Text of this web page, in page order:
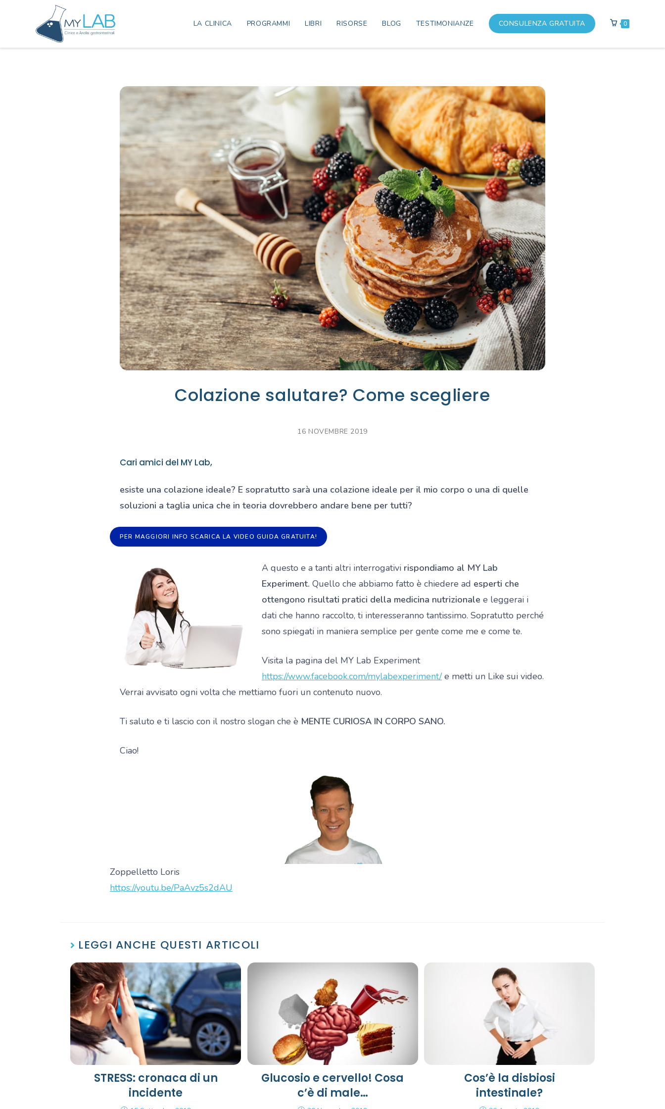
LA CLINICA PROGRAMMI LIBRI RISORSE BLOG TESTIMONIANZE CONSULENZA GRATUITA 0
Colazione salutare? Come scegliere
16 NOVEMBRE 2019
Cari amici del MY Lab,
esiste una colazione ideale? E sopratutto sarà una colazione ideale per il mio corpo o una di quelle
soluzioni a taglia unica che in teoria dovrebbero andare bene per tutti?
PER MAGGIORI INFO SCARICA LA VIDEO GUIDA GRATUITA!
A questo e a tanti altri interrogativi rispondiamo al MY Lab
Experiment. Quello che abbiamo fatto è chiedere ad esperti che
ottengono risultati pratici della medicina nutrizionale e leggerai i
dati che hanno raccolto, ti interesseranno tantissimo. Sopratutto perché
sono spiegati in maniera semplice per gente come me e come te.
Visita la pagina del MY Lab Experiment
https://www.facebook.com/mylabexperiment/e metti un Like sui video.
Verrai avvisato ogni volta che mettiamo fuori un contenuto nuovo.
Ti saluto e ti lascio con il nostro slogan che è MENTE CURIOSA IN CORPO SANO.
Ciao!
Zoppelletto Loris
https://youtu.be/PaAvz5s2dAU
LEGGI ANCHE QUESTI ARTICOLI
STRESS: cronaca di un
incidente
Glucosio e cervello! Cosa
c’è di male…
Cos’è la disbiosi
intestinale?